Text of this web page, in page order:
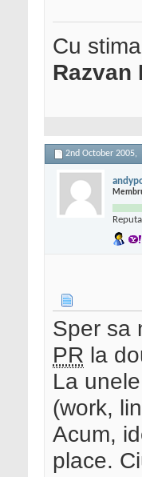
Cu
Razvan
2nd October 2005,
Sper sa
PR la
La
(work,
Acum,
place.